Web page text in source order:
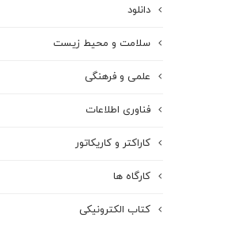
دانلود
سلامت و محیط زیست
علمی و فرهنگی
فناوری اطلاعات
کاراکتر و کاریکاتور
کارگاه ها
کتاب الکترونیکی